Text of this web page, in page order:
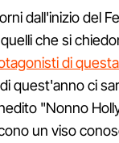
dall'inizio del
che si
di
quest'anno ci
"Nonno
un viso